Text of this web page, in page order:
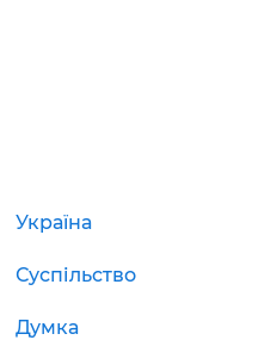
Україна
Суспільство
Думка